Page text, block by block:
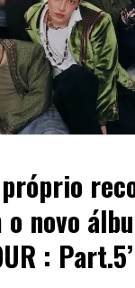
próprio
novo
: Part.5’